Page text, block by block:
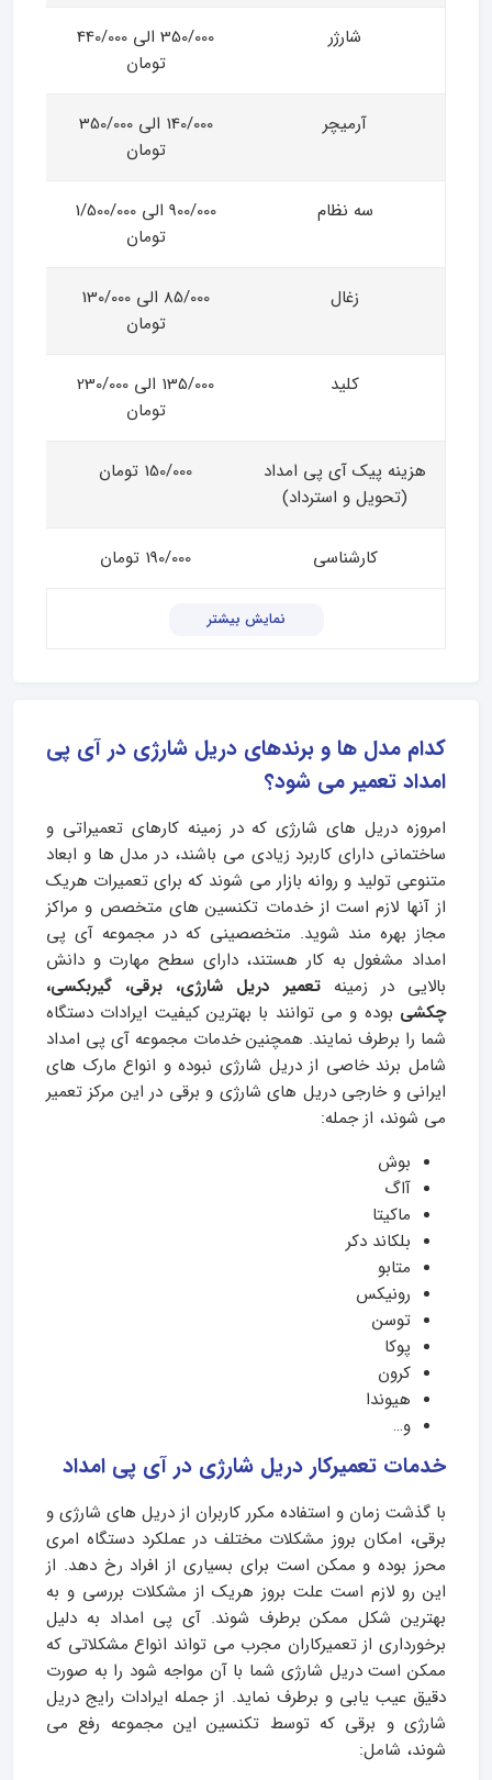
شارژر
350/000 الی 440/000
تومان
آرمیچر
140/000 الی 350/000
تومان
سه نظام
900/000 الی 1/500/000
تومان
زغال
85/000 الی 130/000
تومان
کلید
135/000 الی 230/000
تومان
هزینه پیک آی پی امداد
(تحویل و استرداد)
150/000 تومان
کارشناسی 190/000 تومان
نمایش بیشتر
کدام مدل ها و برندهای دریل شارژی در آی پی
امداد تعمیر می شود؟
امروزه دریل های شارژی که در زمینه کارهای تعمیراتی و
ساختمانی دارای کاربرد زیادی می باشند، در مدل ها و ابعاد
متنوعی تولید و روانه بازار می شوند که برای تعمیرات هریک
از آنها لازم است از خدمات تکنسین های متخصص و مراکز
مجاز بهره مند شوید. متخصصینی که در مجموعه آی پی
امداد مشغول به کار هستند، دارای سطح مهارت و دانش
بالایی در زمینهتعمیر دریل شارژی، برقی، گیربکسی،
چکشی بوده و می توانند با بهترین کیفیت ایرادات دستگاه
شما را برطرف نمایند. همچنین خدمات مجموعه آی پی امداد
شامل برند خاصی از دریل شارژی نبوده و انواع مارک های
ایرانی و خارجی دریل های شارژی و برقی در این مرکز تعمیر
می شوند، از جمله:
بوش
آاگ
ماکیتا
بلکاند دکر
متابو
رونیکس
توسن
پوکا
کرون
هیوندا
و…
خدمات تعمیرکار دریل شارژی در آی پی امداد
با گذشت زمان و استفاده مکرر کاربران از دریل های شارژی و
برقی، امکان بروز مشکلات مختلف در عملکرد دستگاه امری
محرز بوده و ممکن است برای بسیاری از افراد رخ دهد. از
این رو لازم است علت بروز هریک از مشکلات بررسی و به
بهترین شکل ممکن برطرف شوند. آی پی امداد به دلیل
برخورداری از تعمیرکاران مجرب می تواند انواع مشکلاتی که
ممکن است دریل شارژی شما با آن مواجه شود را به صورت
دقیق عیب یابی و برطرف نماید. از جمله ایرادات رایج دریل
شارژی و برقی که توسط تکنسین این مجموعه رفع می
شوند، شامل: